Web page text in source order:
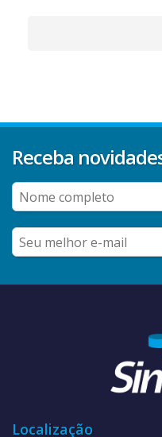
Receba
Localização